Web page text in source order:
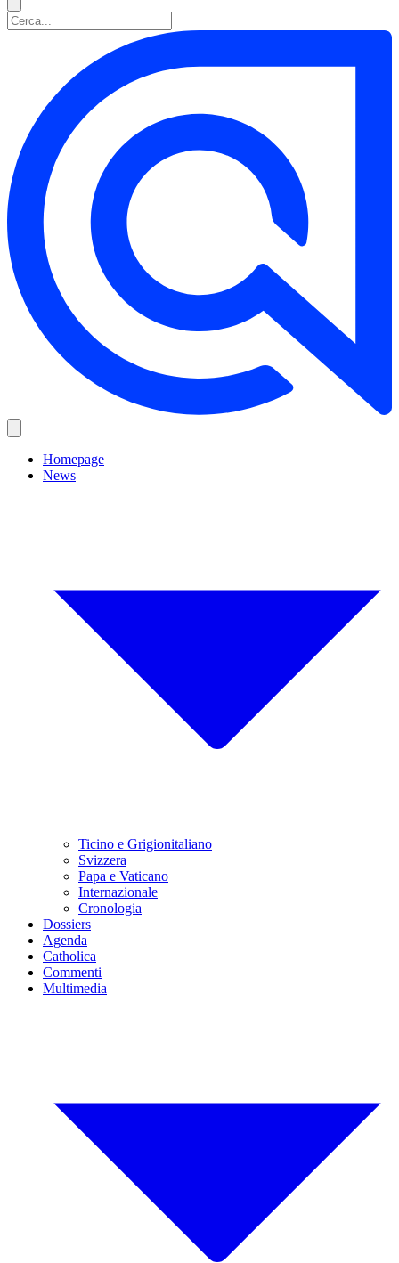
Homepage
News
Ticino e Grigionitaliano
Svizzera
Papa e Vaticano
Internazionale
Cronologia
Dossiers
Agenda
Catholica
Commenti
Multimedia